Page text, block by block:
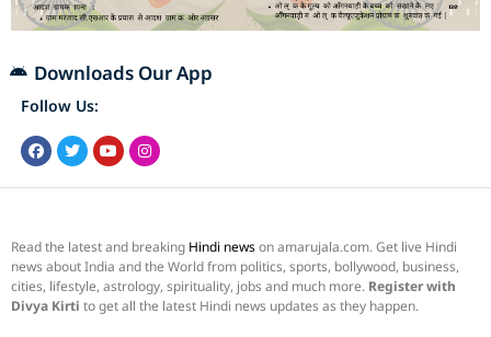
Downloads Our App
Follow Us:
Read the latest and breaking Hindi newson amarujala.com. Get live Hindi
news about India and the World from politics, sports, bollywood, business,
cities, lifestyle, astrology, spirituality, jobs and much more. Register with
Divya Kirti to get all the latest Hindi news updates as they happen.